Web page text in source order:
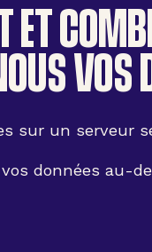
VOS
sur un serveur
données au-